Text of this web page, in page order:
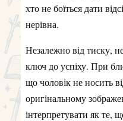
хто не боїться дати
нерівна.
Незалежно від тиску,
ключ до успіху. При
що чоловік не носить
оригінальному
інтерпретувати як те,